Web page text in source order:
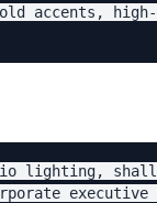
accents,
lighting,